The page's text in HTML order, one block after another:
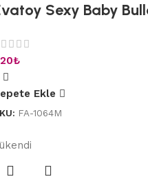
Sexy Baby
₺
Ekle
FA-1064M